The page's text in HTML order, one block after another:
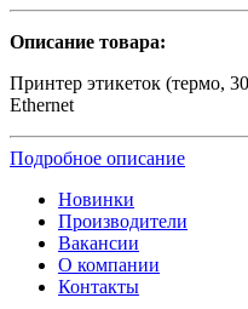
Описание товара:
Принтер этикеток (термо,
Ethernet
Подробное описание
Новинки
Производители
Вакансии
О компании
Контакты